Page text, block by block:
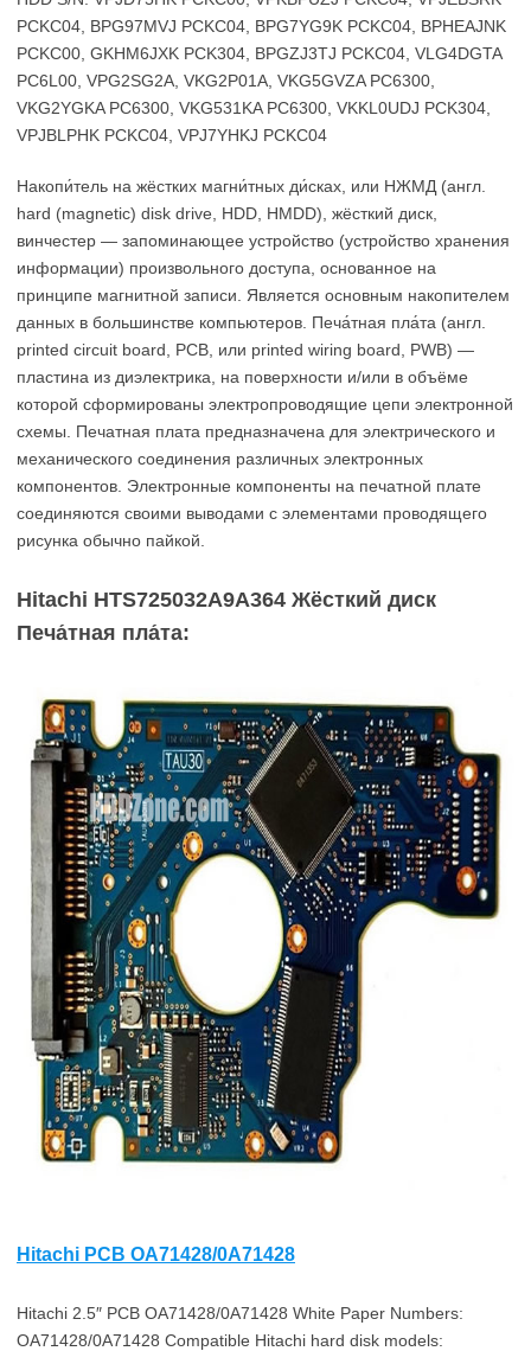
PCKC04, BPG97MVJ PCKC04, BPG7YG9K PCKC04, BPHEAJNK
PCKC00, GKHM6JXK PCK304, BPGZJ3TJ PCKC04, VLG4DGTA
PC6L00, VPG2SG2A, VKG2P01A, VKG5GVZA PC6300,
VKG2YGKA PC6300, VKG531KA PC6300, VKKL0UDJ PCK304,
VPJBLPHK PCKC04, VPJ7YHKJ PCKC04
Накопи́тель на жёстких магни́тных ди́сках, или НЖМД (англ.
hard (magnetic) disk drive, HDD, HMDD), жёсткий диск,
винчестер — запоминающее устройство (устройство хранения
информации) произвольного доступа, основанное на
принципе магнитной записи. Является основным накопителем
данных в большинстве компьютеров. Печа́тная пла́та (англ.
printed circuit board, PCB, или printed wiring board, PWB) —
пластина из диэлектрика, на поверхности и/или в объёме
которой сформированы электропроводящие цепи электронной
схемы. Печатная плата предназначена для электрического и
механического соединения различных электронных
компонентов. Электронные компоненты на печатной плате
соединяются своими выводами с элементами проводящего
рисунка обычно пайкой.
Hitachi HTS725032A9A364 Жёсткий диск
Печа́тная пла́та:
Hitachi PCB OA71428/0A71428
Hitachi 2.5″ PCB OA71428/0A71428 White Paper Numbers:
OA71428/0A71428 Compatible Hitachi hard disk models: